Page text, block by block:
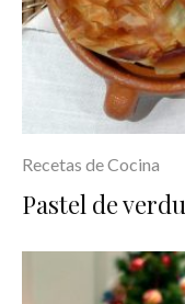
Recetas de Cocina
Pastel de